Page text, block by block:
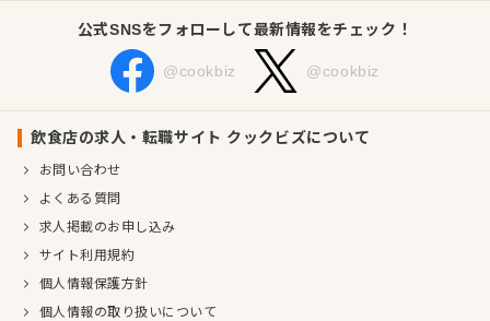
公式SNSをフォローして最新情報をチェック！
@cookbiz @cookbiz
飲食店の求人・転職サイト クックビズについて
お問い合わせ
よくある質問
求人掲載のお申し込み
サイト利用規約
個人情報保護方針
個人情報の取り扱いについて